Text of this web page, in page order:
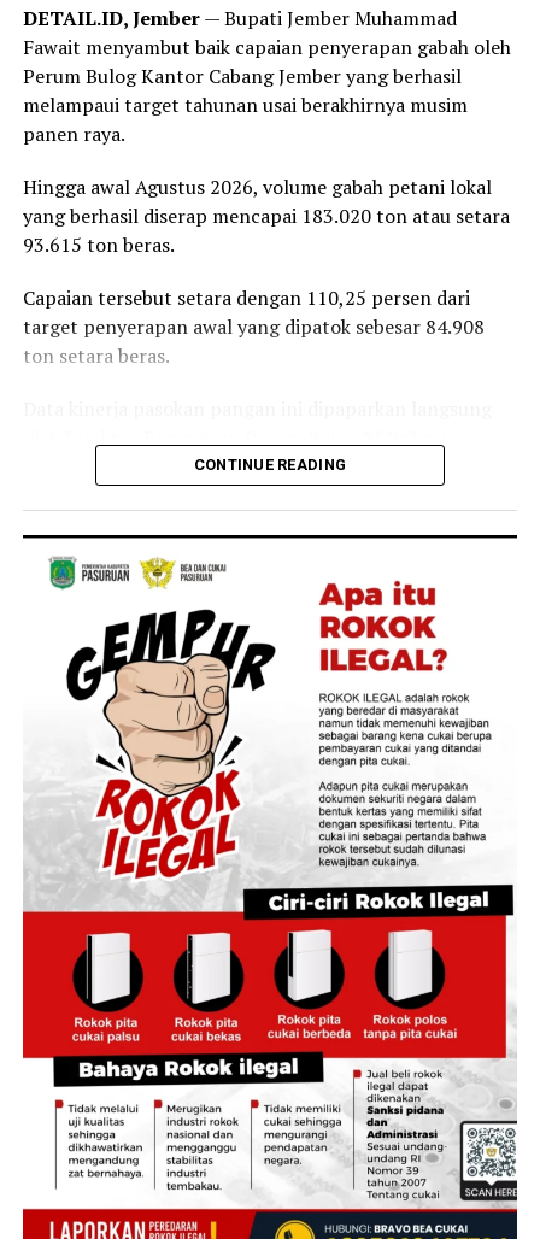
Bandar Lampung juga diisi dengan sejumlah agenda
bakti sosial, di antaranya donor darah hingga
peluncuran ambulans yang diperuntukkan bagi 38 DPD
PRI di seluruh Indonesia.
Reporter:Juan Ambarita
DETAIL.ID, Jember— Bupati Jember Muhammad
Fawait menyambut baik capaian penyerapan gabah oleh
Perum Bulog Kantor Cabang Jember yang berhasil
melampaui target tahunan usai berakhirnya musim
panen raya.
Hingga awal Agustus 2026, volume gabah petani lokal
yang berhasil diserap mencapai 183.020 ton atau setara
93.615 ton beras.
Capaian tersebut setara dengan 110,25 persen dari
target penyerapan awal yang dipatok sebesar 84.908
ton setara beras.
Setyanto saat beraudiensi dengan Bupati Jember
penstabilan harga di tingkat produsen, pengelolaan
cadangan beras, hingga skema perlindungan
pendapatan petani lokal.
Direktur Pengadaan Bulog RI, Prihasto Setyanto,
menyampaikan bahwa tingginya angka penyerapan
gabah di kawasan lumbung pangan ini menunjukkan
kuatnya koordinasi antarinstansi di daerah.
“Capaian ini menjadi bukti sinergi yang baik antara
Bulog, Pemerintah Kabupaten Jember, dan seluruh
pemangku kepentingan dalam mendukung
kesejahteraan petani sekaligus menjaga ketersediaan
stok pangan,” kata Prihasto.
Masuknya pasokan gabah ke gudang-gudang Bulog
secara masif dinilai efektif mencegah penurunan harga
gabah kering panen di tingkat petani yang kerap terjadi
saat pasokan melimpah.
Merespons paparan tersebut, Bupati Jember
Muhammad Fawait menegaskan bahwa kepastian pasar
bagi hasil tani warga menjadi prioritas pemerintah
daerah dalam menjaga pilar ekonomi perdesaan.
CONTINUE READING